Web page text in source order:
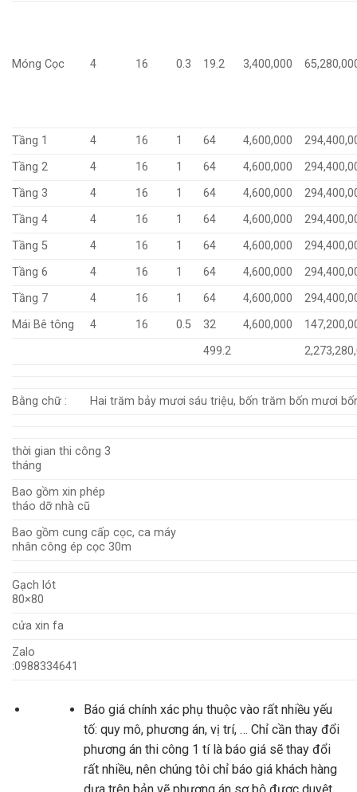
Móng Cọc 4 16 0.3 19.2 3,400,000
Tầng 1 4 16 1 64 4,600,000
Tầng 2
4 16 1 64 4,600,000
Tầng 3
4 16 1 64 4,600,000
Tầng 4
4 16 1 64 4,600,000
Tầng 5
4 16 1 64 4,600,000
Tầng 6
4 16 1 64 4,600,000
Tầng 7
4 16 1 64 4,600,000
Mái Bê tông
4 16 0.5 32 4,600,000
499.2
Bằng chữ : Hai trăm bảy mươi sáu triệu, bốn trăm bốn mươi
thời gian thi công 3
tháng
Bao gồm xin phép
tháo dỡ nhà cũ
Bao gồm cung cấp cọc, ca máy
nhân công ép cọc 30m
Gạch lót
80×80
cửa xin fa
Zalo
:0988334641
Báo giá chính xác phụ thuộc vào rất nhiều yếu
tố: quy mô, phương án, vị trí, … Chỉ cần thay đổi
phương án thi công 1 tí là báo giá sẽ thay đổi
rất nhiều, nên chúng tôi chỉ báo giá khách hàng